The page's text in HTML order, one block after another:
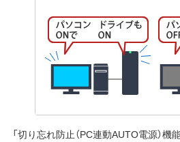
「切り忘れ防止（PC連動AUTO電源）機